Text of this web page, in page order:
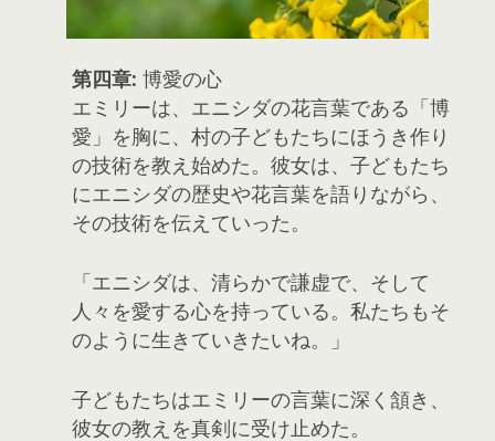
第四章: 博愛の心
エミリーは、エニシダの花言葉である「博
愛」を胸に、村の子どもたちにほうき作り
の技術を教え始めた。彼女は、子どもたち
にエニシダの歴史や花言葉を語りながら、
その技術を伝えていった。
「エニシダは、清らかで謙虚で、そして
人々を愛する心を持っている。私たちもそ
のように生きていきたいね。」
子どもたちはエミリーの言葉に深く頷き、
彼女の教えを真剣に受け止めた。